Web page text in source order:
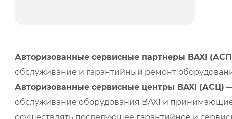
Авторизованные сервисные партнеры BAXI
обслуживание и гарантийный ремонт
Авторизованные сервисные центры BAXI (АСЦ)
обслуживание оборудования BAXI и